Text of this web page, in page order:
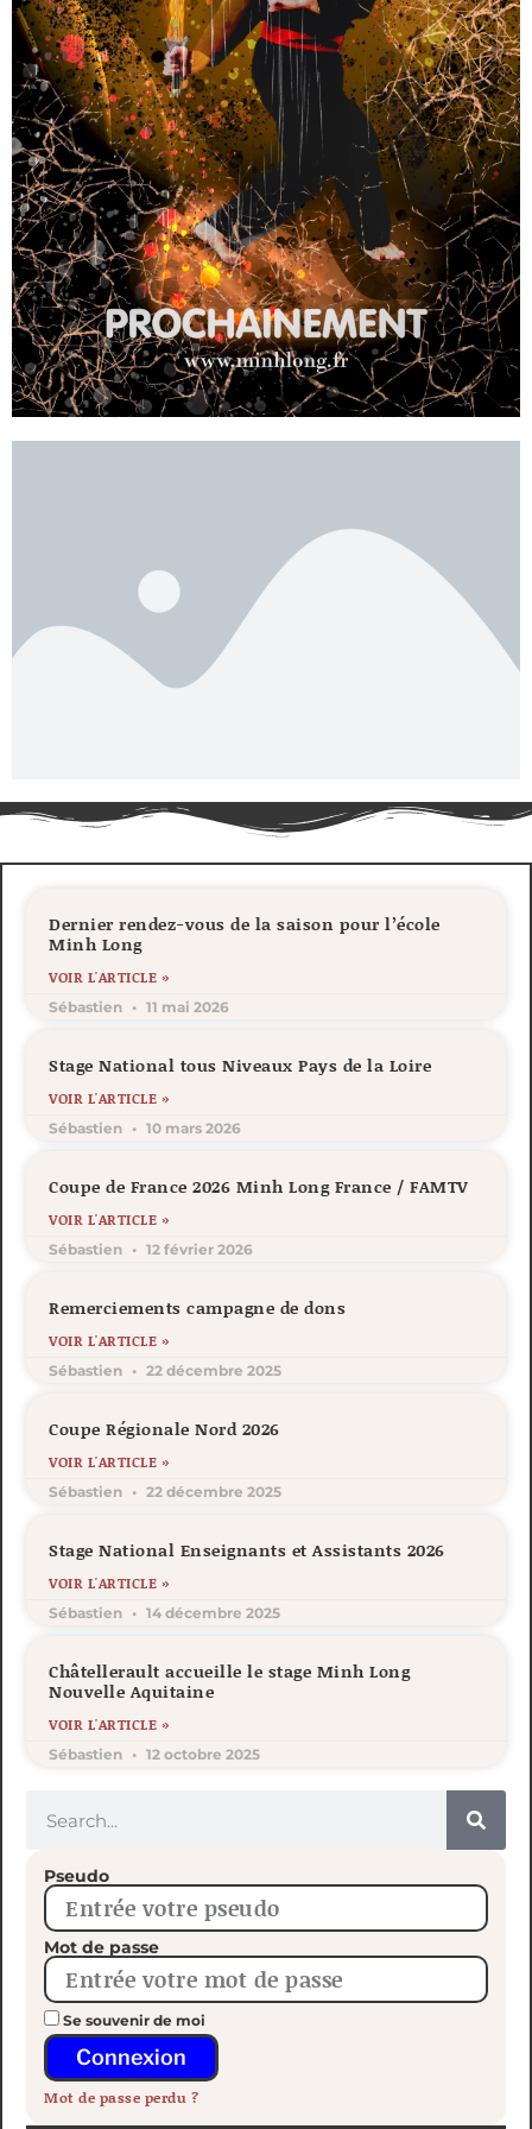
Dernier rendez-vous de la saison pour l’école
Minh Long
VOIR L'ARTICLE »
Sébastien 11 mai 2026
Stage National tous Niveaux Pays de la Loire
VOIR L'ARTICLE »
Sébastien 10 mars 2026
Coupe de France 2026 Minh Long France / FAMTV
VOIR L'ARTICLE »
Sébastien 12 février 2026
Remerciements campagne de dons
VOIR L'ARTICLE »
Sébastien 22 décembre 2025
Coupe Régionale Nord 2026
VOIR L'ARTICLE »
Sébastien 22 décembre 2025
Stage National Enseignants et Assistants 2026
VOIR L'ARTICLE »
Sébastien 14 décembre 2025
Châtellerault accueille le stage Minh Long
Nouvelle Aquitaine
VOIR L'ARTICLE »
Sébastien 12 octobre 2025
Pseudo
Mot de passe
Se souvenir de moi
Connexion
Mot de passe perdu ?